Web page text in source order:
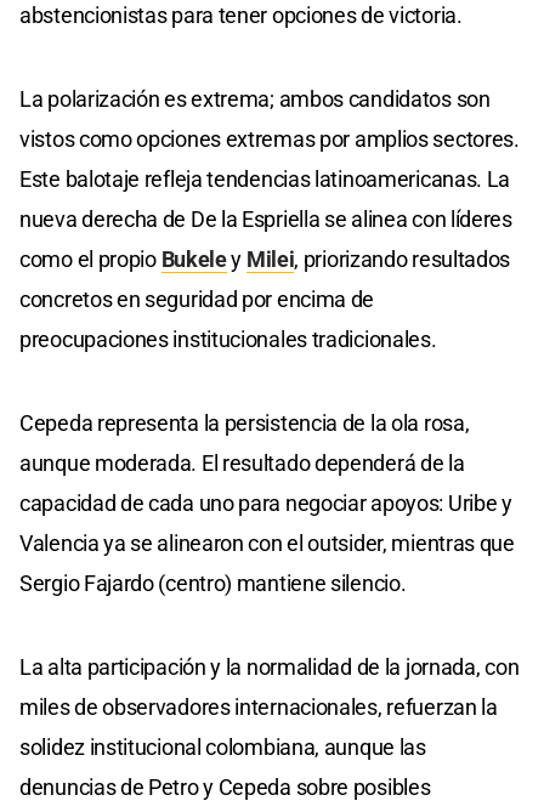
abstencionistas para tener opciones de victoria.
La polarización es extrema; ambos candidatos son
vistos como opciones extremas por amplios sectores.
Este balotaje refleja tendencias latinoamericanas. La
nueva derecha de De la Espriella se alinea con líderes
como el propio Bukeley Milei, priorizando resultados
concretos en seguridad por encima de
preocupaciones institucionales tradicionales.
Cepeda representa la persistencia de la ola rosa,
aunque moderada. El resultado dependerá de la
capacidad de cada uno para negociar apoyos: Uribe y
Valencia ya se alinearon con el outsider, mientras que
Sergio Fajardo (centro) mantiene silencio.
La alta participación y la normalidad de la jornada, con
miles de observadores internacionales, refuerzan la
solidez institucional colombiana, aunque las
denuncias de Petro y Cepeda sobre posibles